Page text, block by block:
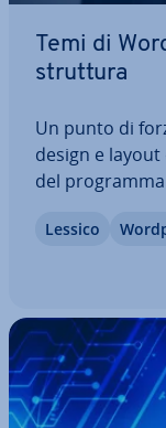
Temi di
struttura
Un punto di
design e
del
di un sito con i
Lessico